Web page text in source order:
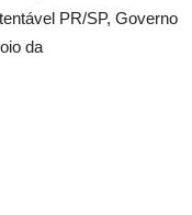
PR/SP, Governo
da